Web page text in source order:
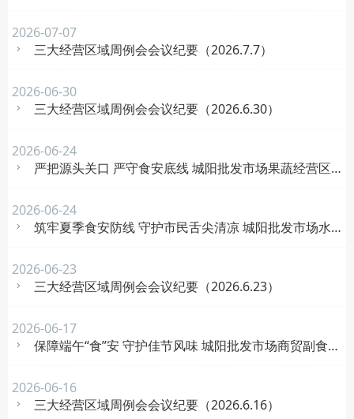
2026-07-07
三大经营区域周例会会议纪要（2026.7.7）
2026-06-30
三大经营区域周例会会议纪要（2026.6.30）
2026-06-24
严把源头关口 严守食安底线 城阳批发市场果蔬经营区域织牢夏季食品安全防护网
2026-06-24
筑牢夏季食安防线 守护市民舌尖清凉 城阳批发市场水产经营区域开展冰饮、酒水食品安全检查
2026-06-23
三大经营区域周例会会议纪要（2026.6.23）
2026-06-17
保障端午“食”安 守护佳节风味 城阳批发市场商贸副食品经营区域开展端午粽子食品安全专项检查
2026-06-16
三大经营区域周例会会议纪要（2026.6.16）